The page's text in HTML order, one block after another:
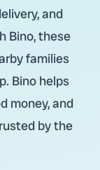
and
Bino, these
families
Bino helps
money, and
by the